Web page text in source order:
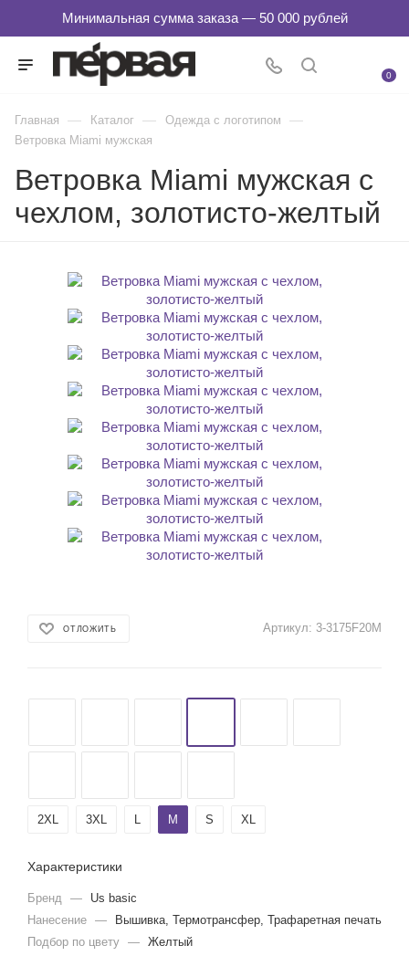
0
Главная — Каталог — Одежда с логотипом —
Ветровка Miami мужская
Ветровка Miami мужская с
чехлом, золотисто-желтый
ОТЛОЖИТЬ Артикул: 3-3175F20M
2XL 3XL L M S XL
Характеристики
Бренд —
Us basic
Нанесение —
Вышивка, Термотрансфер, Трафаретная печать
Подбор по цвету — Желтый